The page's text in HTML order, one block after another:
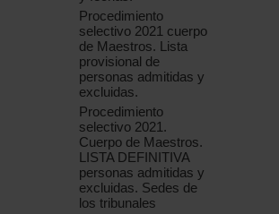
Procedimiento
selectivo 2021 cuerpo
de Maestros. Lista
provisional de
personas admitidas y
excluidas.
Procedimiento
selectivo 2021.
Cuerpo de Maestros.
LISTA DEFINITIVA
personas admitidas y
excluidas. Sedes de
los tribunales